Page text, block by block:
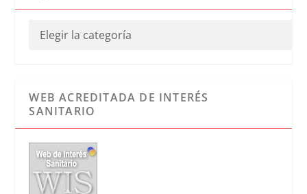
WEB ACREDITADA DE INTERÉS
SANITARIO